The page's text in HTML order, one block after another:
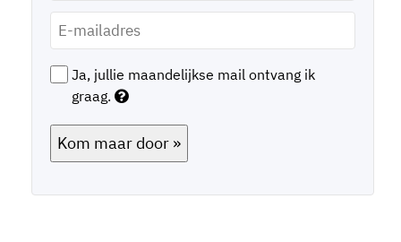
mailadres *
Ja, jullie maandelijkse mail ontvang ik
graag.
Kom maar door »